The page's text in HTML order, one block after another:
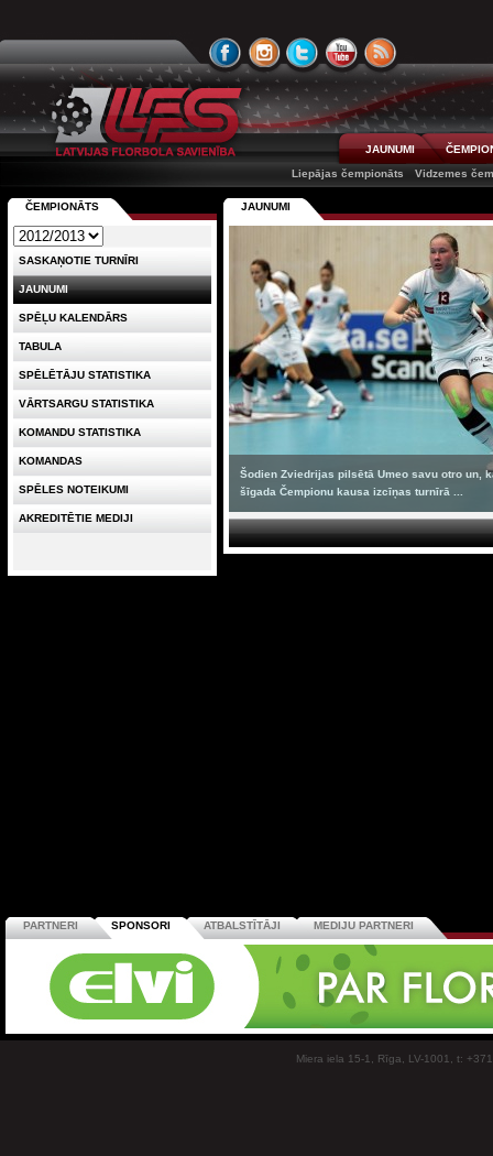
JAUNUMI
Liepājas čempionāts
Vidzemes
JAUNUMI
Šodien Zviedrijas pilsētā Umeo savu otro un,
šīgada Čempionu kausa izcīņas turnīrā ...
ČEMPIONĀTS
SASKAŅOTIE TURNĪRI
JAUNUMI
SPĒĻU KALENDĀRS
TABULA
SPĒLĒTĀJU STATISTIKA
VĀRTSARGU STATISTIKA
KOMANDU STATISTIKA
KOMANDAS
SPĒLES NOTEIKUMI
AKREDITĒTIE MEDIJI
PARTNERI SPONSORI ATBALSTĪTĀJI MEDIJU PARTNERI
Miera iela 15-1, Rīga, LV-1001, t: